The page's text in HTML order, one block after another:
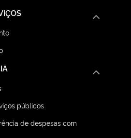
públicos
de despesas com